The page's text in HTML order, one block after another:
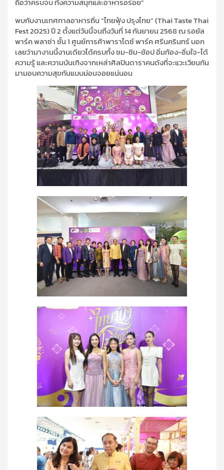
พบกับงานเทศกาลอาหารถิ่น “ไทยฟุ้ง ปรุงไทย” (Thai Taste Thai
Fest 2025) ปี 2 ตั้งแต่วันนี้จนถึงวันที่ 14 กันยายน 2568 ณ รอยัล
พาร์ค พลาซ่า ชั้น 1 ศูนย์การค้าพาราไดซ์ พาร์ค ศรีนครินทร์ บอก
เลยว่ามางานนี้งานเดียวได้ครบทั้ง ชม-ชิม-ช้อป อิ่มท้อง-อิ่มใจ-ได้
ความรู้ และความบันเทิงจากเหล่าศิลปินดาราคนดังที่จะแวะเวียนกัน
มามอบความสุขกันแบบม่อนจอยแน่นอน